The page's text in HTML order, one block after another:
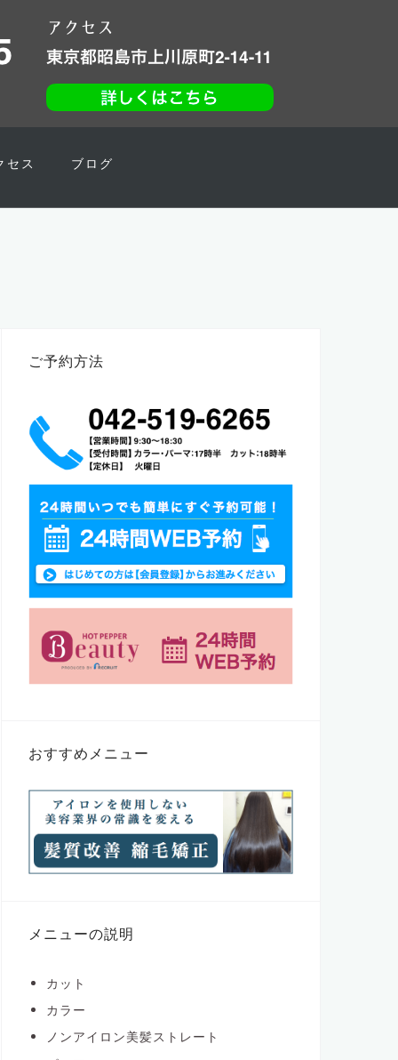
セス ブログ
ご予約方法
おすすめメニュー
メニューの説明
カット
カラー
ノンアイロン美髪ストレート